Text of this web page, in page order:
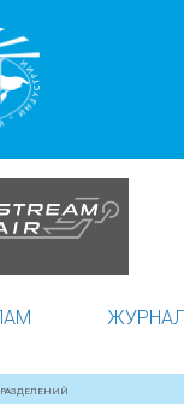
ЖУРНАЛ